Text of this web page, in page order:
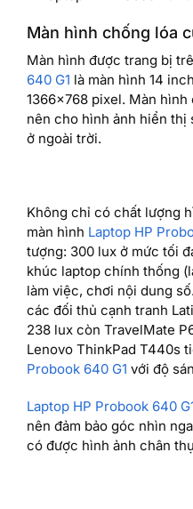
Màn hình chống lóa
Màn hình được trang bị
640 G1 là màn hình 14
1366×768 pixel. Màn
nên cho hình ảnh hiển thị
ở ngoài trời.
Không chỉ có chất lượng
màn hình Laptop HP
tượng: 300 lux ở mức tối
khúc laptop chính thống
làm việc, chơi nội dung
các đối thủ cạnh tranh
238 lux còn TravelMate
Lenovo ThinkPad T440s
Probook 640 G1 với độ
Laptop HP Probook 640
nên đảm bảo góc nhìn
có được hình ảnh chân